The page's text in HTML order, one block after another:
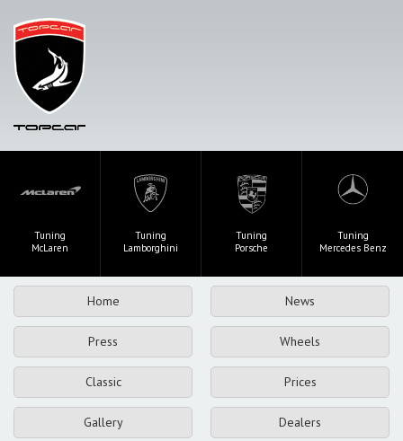
Tuning
McLaren
Tuning
Lamborghini
Tuning
Porsche
Tuning
Mercedes Benz
Home News
Press Wheels
Classic Prices
Gallery Dealers